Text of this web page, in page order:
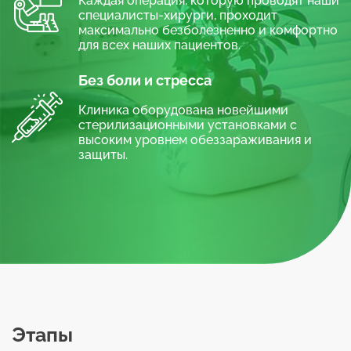
Существует несколько потенциальных причин,
которые провоцируют возникновение
патологии:
генетическая предрасположенность;
инфекционные воспаления, которые
поражают ткани в ротовой полости;
травмы челюсти;
сложная операция по удалению зуба;
запущенный пародонтит, пародонтоз;
Если вы подозреваете у себя образование
специалисты-хирурги, проходит
максимально безболезненно и комфортно
для всех наших пациентов.
Без боли и стресса
Клиника оборудована новейшими
стерилизационными установками с
высоким уровнем обеззараживания и
защиты.
Этапы